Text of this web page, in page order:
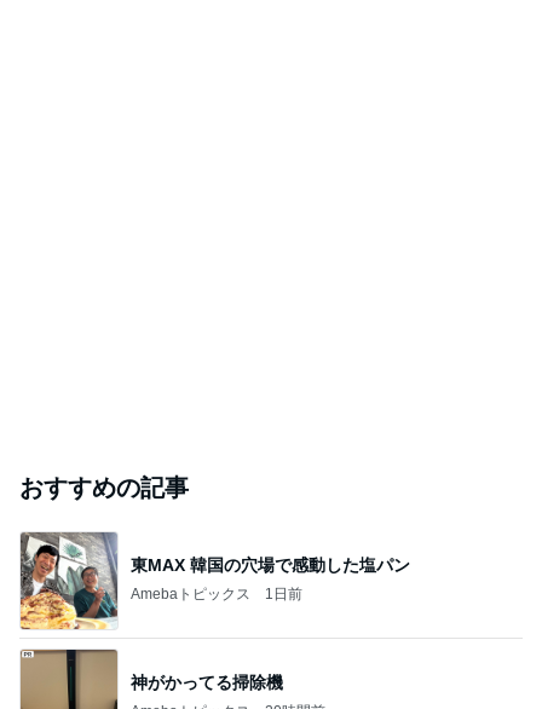
おすすめの記事
東MAX 韓国の穴場で感動した塩パン
Amebaトピックス 1日前
神がかってる掃除機